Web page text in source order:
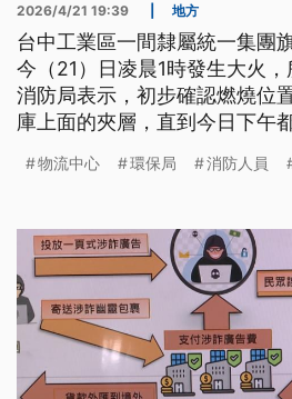
2026/4/21 19:39 地方
台中工業區一間隸屬統一集團
今（21）日凌晨1時發生大火，
消防局表示，初步確認燃燒位
庫上面的夾層，直到今日下午
污監測。
物流中心 環保局 消防人員